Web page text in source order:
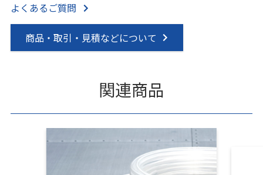
よくあるご質問
商品・取引・見積などについて
関連商品